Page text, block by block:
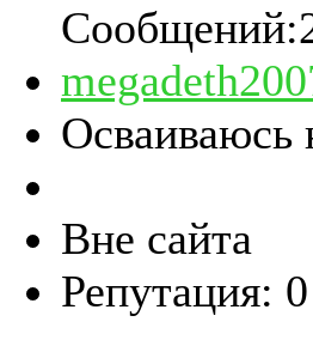
Осваиваюсь
Вне сайта
Репутация: 0